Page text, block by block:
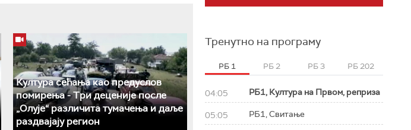
Култура сећања као предуслов
помирења ­- Три деценије после
„Олује“ различита тумачења и даље
раздвајају регион
Тренутно на програму
РБ 1 РБ 2 РБ 3 РБ 202
04:05 РБ1, Култура на Првом, реприза
05:05 РБ1, Свитање